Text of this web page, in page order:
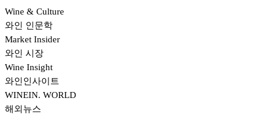
Wine & Culture
와인 인문학
Market Insider
와인 시장
Wine Insight
와인인사이트
WINEIN. WORLD
해외뉴스